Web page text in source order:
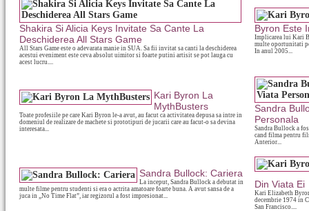
Shakira Si Alicia Keys Invitate Sa Cante La
Deschiderea All Stars Game
All Stars Game este o adevarata manie in SUA. Sa fii invitat sa canti la deschiderea
acestui eveniment este ceva absolut uimitor si foarte putini artisit se pot lauga cu
acest lucru....
Byron Este
Implicarea lui Kari
multe oportunitati
In anul 2005...
Kari Byron La
MythBusters
Toate profesiile pe care Kari Byron le-a avut, au facut ca activitatea depusa sa intre in
domeniul de realizare de machete si prototipuri de jucarii care au facut-o sa devina
interesata...
Sandra
Personala
Sandra Bullock a
cand filma pentru
Anterior...
Sandra Bullock: Cariera
La inceput, Sandra Bullock a debutat in
multe filme pentru studenti si era o actrita amatoare foarte buna. A avut sansa de a
juca in „No Time Flat”, iar regizorul a fost impresionat...
Din Viata Ei
Kari Elizabeth
decembrie 1974 in
San Francisco....